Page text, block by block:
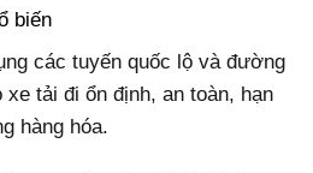
biến
các tuyến quốc lộ và đường
tải đi ổn định, an toàn, hạn
hàng hóa.